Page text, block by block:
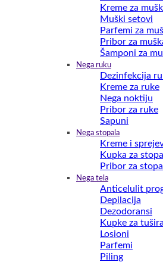
Kreme za
Muški setovi
Parfemi za
Pribor za
Šamponi za
Nega ruku
Dezinfekcija
Kreme za ruke
Nega noktiju
Pribor za ruke
Sapuni
Nega stopala
Kreme i
Kupka za
Pribor za
Nega tela
Anticelulit
Depilacija
Dezodoransi
Kupke za
Losioni
Parfemi
Piling